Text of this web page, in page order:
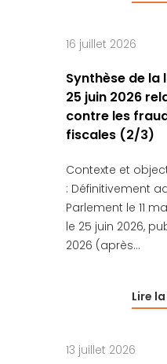
16 juillet 2026
Synthèse de la
25 juin 2026
contre les
fiscales (2/3)
Contexte et
: Définitivement
Parlement le 11
le 25 juin 2026,
2026 (après…
Lire
13 juillet 2026